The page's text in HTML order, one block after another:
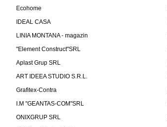
Ecohome
IDEAL CASA
LINIA MONTANA - magazin
"Element Construct"SRL
Aplast Grup SRL
ART IDEEA STUDIO S.R.L.
Grafitex-Contra
I.M "GEANTAS-COM"SRL
ONIXGRUP SRL